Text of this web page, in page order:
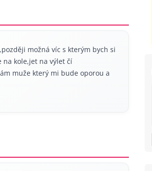
možná víc s kterým bych si
kole,jet na výlet čí
muže který mi bude oporou a